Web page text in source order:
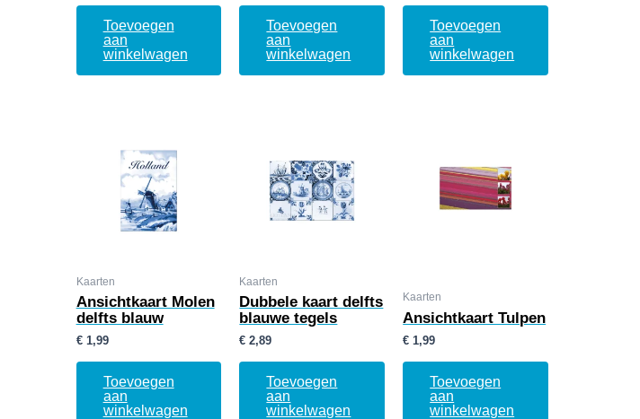
Toevoegen
aan
winkelwagen
Toevoegen
aan
winkelwagen
Toevoegen
aan
winkelwagen
Kaarten
Ansichtkaart Molen
delfts blauw
€1,99
Toevoegen
aan
winkelwagen
Kaarten
Dubbele kaart delfts
blauwe tegels
€ 2,89
Toevoegen
aan
winkelwagen
Kaarten
Ansichtkaart Tulpen
€ 1,99
Toevoegen
aan
winkelwagen